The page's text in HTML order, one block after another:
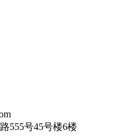
555号45号楼6楼